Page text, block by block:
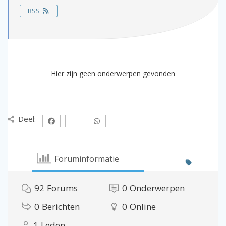
RSS
Hier zijn geen onderwerpen gevonden
Deel:
Foruminformatie
92 Forums 0 Onderwerpen
0 Berichten 0 Online